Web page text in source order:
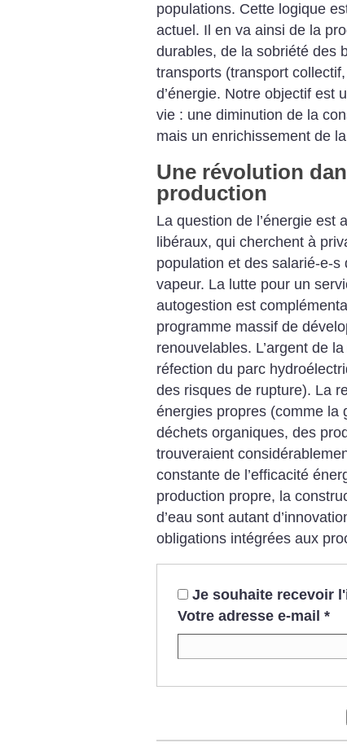
populations. Cette logique
actuel. Il en va ainsi de la
durables, de la sobriété des
transports (transport
d’énergie. Notre objectif est
vie : une diminution de la
mais un enrichissement de
Une révolution
production
La question de l’énergie est
libéraux, qui cherchent à
population et des salarié-e-s
vapeur. La lutte pour un
autogestion est
programme massif de
renouvelables. L’argent de
réfection du parc
des risques de rupture). La
énergies propres (comme la
déchets organiques, des
trouveraient
constante de l’efficacité
production propre, la
d’eau sont autant
obligations intégrées aux
Je souhaite recevoir
Votre adresse e-mail *